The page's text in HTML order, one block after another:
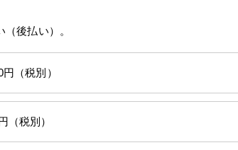
後払い）。
（税別）
（税別）